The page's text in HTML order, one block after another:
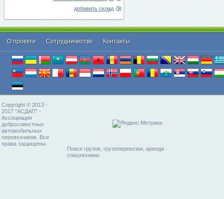
добавить склад
О проекте Cотрудничество Контакты
Copyright © 2013 -
2017 "АСДАП" -
Ассоциация
добросовестных
автомобильных
перевозчиков. Все
права защищены.
Поиск грузов, грузоперевозки, аренда
спецтехники.